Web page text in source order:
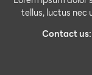
tellus, luctus nec
Contact